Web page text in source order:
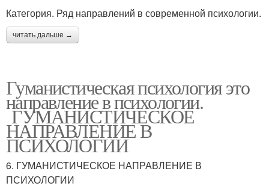
Категория. Ряд направлений в современной психологии.
читать дальше →
Гуманистическая психология это
направление в психологии.
ГУМАНИСТИЧЕСКОЕ
НАПРАВЛЕНИЕ В
ПСИХОЛОГИИ
6. ГУМАНИСТИЧЕСКОЕ НАПРАВЛЕНИЕ В
ПСИХОЛОГИИ